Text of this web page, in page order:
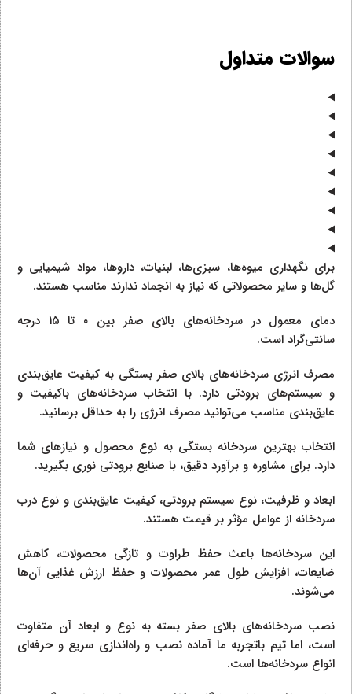
سوالات متداول
برای نگهداری میوه‌ها، سبزی‌ها، لبنیات، داروها، مواد شیمیایی و
گل‌ها و سایر محصولاتی که نیاز به انجماد ندارند مناسب هستند.
دمای معمول در سردخانه‌های بالای صفر بین ۰ تا ۱۵ درجه
سانتی‌گراد است.
مصرف انرژی سردخانه‌های بالای صفر بستگی به کیفیت عایق‌بندی
و سیستم‌های برودتی دارد. با انتخاب سردخانه‌های باکیفیت و
عایق‌بندی مناسب می‌توانید مصرف انرژی را به حداقل برسانید.
انتخاب بهترین سردخانه بستگی به نوع محصول و نیازهای شما
دارد. برای مشاوره و برآورد دقیق، با صنایع برودتی نوری بگیرید.
ابعاد و ظرفیت، نوع سیستم برودتی، کیفیت عایق‌بندی و نوع درب
سردخانه از عوامل مؤثر بر قیمت هستند.
این سردخانه‌ها باعث حفظ طراوت و تازگی محصولات، کاهش
ضایعات، افزایش طول عمر محصولات و حفظ ارزش غذایی آن‌ها
می‌شوند.
نصب سردخانه‌های بالای صفر بسته به نوع و ابعاد آن متفاوت
است، اما تیم باتجربه ما آماده نصب و راه‌اندازی سریع و حرفه‌ای
انواع سردخانه‌ها است.